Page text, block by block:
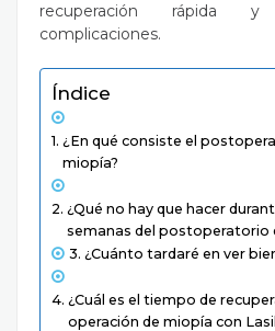
recuperación rápida y
complicaciones.
Índice
¿En qué consiste el
miopía?
¿Qué no hay que hacer
semanas del postoperatorio
¿Cuánto tardaré en ver
¿Cuál es el tiempo de
operación de miopía con